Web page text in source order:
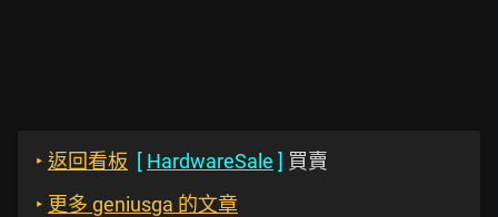
‣ 返回看板 [ HardwareSale ] 買賣
‣ 更多 geniusga 的文章